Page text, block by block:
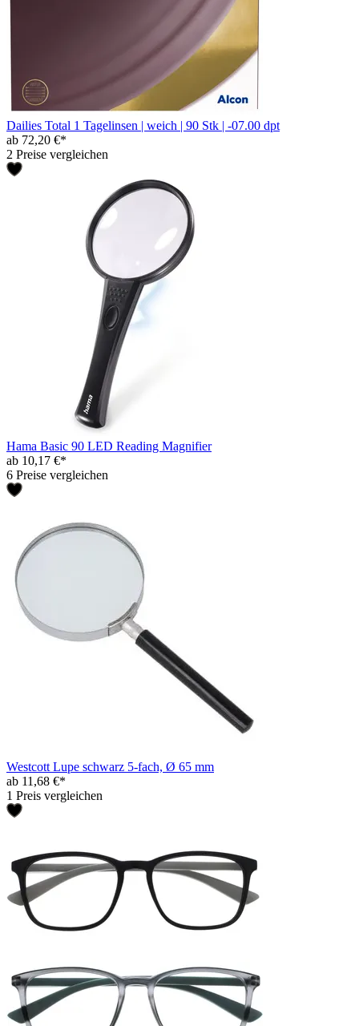
Dailies Total 1 Tagelinsen | weich | 90 Stk | -07.00 dpt
ab 72,20 €*
2 Preise vergleichen
Hama Basic 90 LED Reading Magnifier
ab 10,17 €*
6 Preise vergleichen
Westcott Lupe schwarz 5-fach, Ø 65 mm
ab 11,68 €*
1 Preis vergleichen